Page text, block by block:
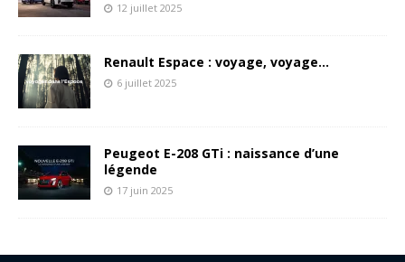
12 juillet 2025
Renault Espace : voyage, voyage…
6 juillet 2025
Peugeot E-208 GTi : naissance d’une
légende
17 juin 2025